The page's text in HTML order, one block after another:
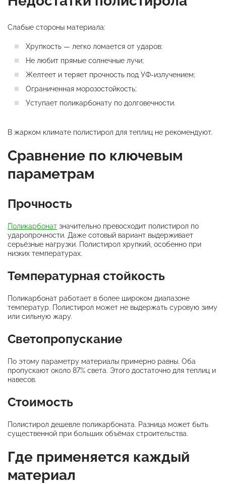
Слабые стороны материала:
Хрупкость — легко ломается от ударов;
Не любит прямые солнечные лучи;
Желтеет и теряет прочность под УФ-излучением;
Ограниченная морозостойкость;
Уступает поликарбонату по долговечности.
В жарком климате полистирол для теплиц не рекомендуют.
Сравнение по ключевым
параметрам
Прочность
Поликарбонат значительно превосходит полистирол по
ударопрочности. Даже сотовый вариант выдерживает
серьёзные нагрузки. Полистирол хрупкий, особенно при
низких температурах.
Температурная стойкость
Поликарбонат работает в более широком диапазоне
температур. Полистирол может не выдержать суровую зиму
или сильную жару.
Светопропускание
По этому параметру материалы примерно равны. Оба
пропускают около 87% света. Этого достаточно для теплиц и
навесов.
Стоимость
Полистирол дешевле поликарбоната. Разница может быть
существенной при больших объёмах строительства.
Где применяется каждый
материал